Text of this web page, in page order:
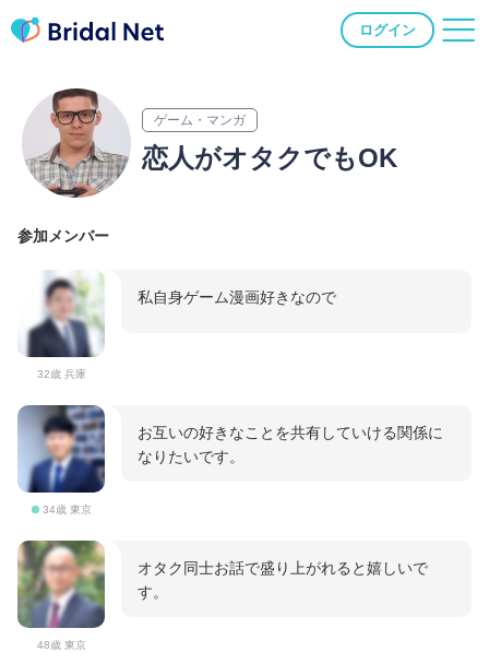
ログイン
ゲーム・マンガ
恋人がオタクでもOK
参加メンバー
32歳 兵庫
私自身ゲーム漫画好きなので
34歳 東京
お互いの好きなことを共有していける関係に
なりたいです。
48歳 東京
オタク同士お話で盛り上がれると嬉しいで
す。